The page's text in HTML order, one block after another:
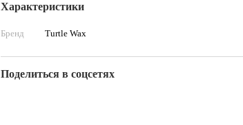
Характеристики
Бренд Turtle Wax
Поделиться в соцсетях